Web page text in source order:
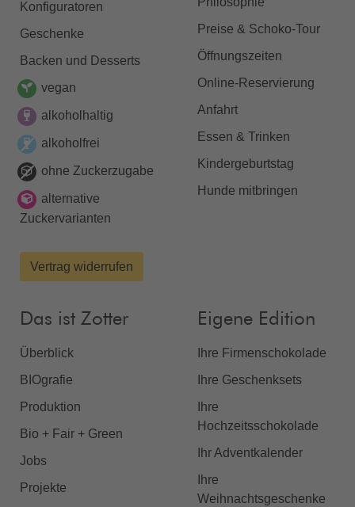
Konfiguratoren
Geschenke
Backen und Desserts
vegan
alkoholhaltig
alkoholfrei
ohne Zuckerzugabe
alternative
Zuckervarianten
Vertrag widerrufen
Preise & Schoko-Tour
Öffnungszeiten
Online-Reservierung
Anfahrt
Essen & Trinken
Kindergeburtstag
Hunde mitbringen
Das ist Zotter
Überblick
BIOgrafie
Produktion
Bio + Fair + Green
Jobs
Projekte
Eigene Edition
Ihre Firmenschokolade
Ihre Geschenksets
Ihre
Hochzeitsschokolade
Ihr Adventkalender
Ihre
Weihnachtsgeschenke